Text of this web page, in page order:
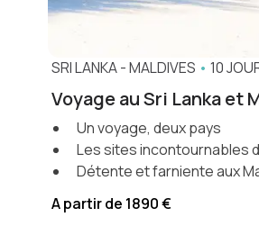
SRI LANKA-MALDIVES • 10
Voyage au Sri Lanka et
Un voyage, deux pays
Les sites incontournables
Détente et farniente aux
A partir de 1890 €